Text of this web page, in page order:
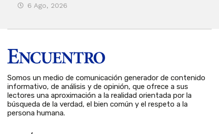
6 Ago, 2026
Somos un medio de comunicación generador de contenido
informativo, de análisis y de opinión, que ofrece a sus
lectores una aproximación a la realidad orientada por la
búsqueda de la verdad, el bien común y el respeto a la
persona humana.